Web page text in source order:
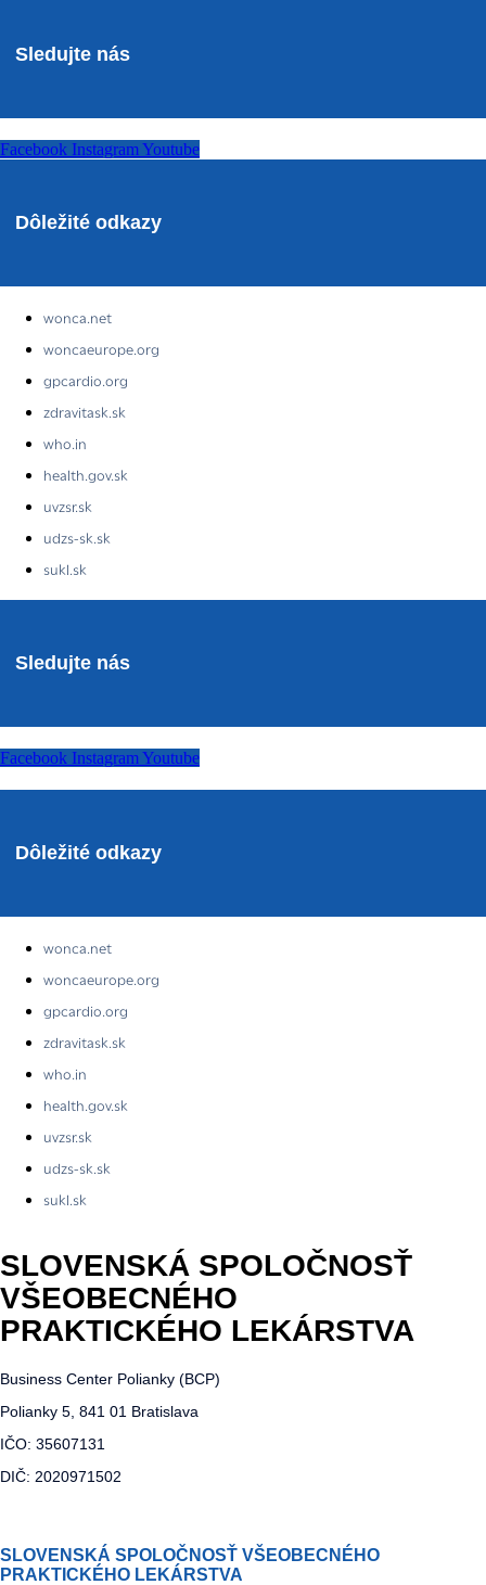
Sledujte nás
Facebook Instagram Youtube
Dôležité odkazy
wonca.net
woncaeurope.org
gpcardio.org
zdravitask.sk
who.in
health.gov.sk
uvzsr.sk
udzs-sk.sk
sukl.sk
Sledujte nás
Facebook Instagram Youtube
Dôležité odkazy
wonca.net
woncaeurope.org
gpcardio.org
zdravitask.sk
who.in
health.gov.sk
uvzsr.sk
udzs-sk.sk
sukl.sk
SLOVENSKÁ SPOLOČNOSŤ
VŠEOBECNÉHO
PRAKTICKÉHO LEKÁRSTVA
Business Center Polianky (BCP)
Polianky 5, 841 01 Bratislava
IČO: 35607131
DIČ: 2020971502
SLOVENSKÁ SPOLOČNOSŤ VŠEOBECNÉHO
PRAKTICKÉHO LEKÁRSTVA